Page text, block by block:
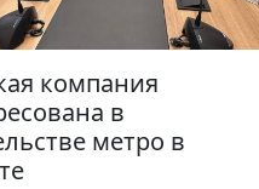
компания
в
метро в